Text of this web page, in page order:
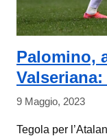
Palomino,
9 Maggio, 2023
Tegola per